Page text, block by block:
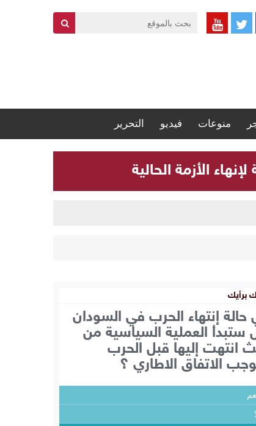
منوعات فيديو التحرير
الأزمة الحالية
برأيك
حالة إنتهاء الحرب في السودان
ستبدأ العملية السياسية من
انتهت إليها قبل الحرب
الاتفاق الاطاري ؟